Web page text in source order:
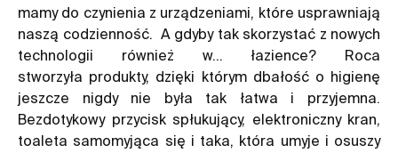
mamy do czynienia z urządzeniami, które usprawniają
naszą codzienność. A gdyby tak skorzystać z nowych
technologii również w… łazience? Roca
stworzyła produkty, dzięki którym dbałość o higienę
jeszcze nigdy nie była tak łatwa i przyjemna.
Bezdotykowy przycisk spłukujący, elektroniczny kran,
toaleta samomyjąca się i taka, która umyje i osuszy